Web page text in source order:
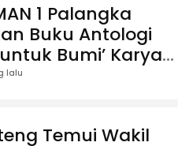
1 Palangka
Buku Antologi
Bumi’ Karya
lalu
Temui Wakil